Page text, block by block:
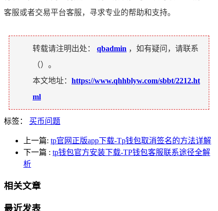
客服或者交易平台客服，寻求专业的帮助和支持。
转载请注明出处： qbadmin ，如有疑问，请联系
（）。
本文地址： https://www.qhhblyw.com/sbbt/2212.ht
ml
标签： 买币问题
上一篇: tp官网正版app下载-Tp钱包取消签名的方法详解
下一篇 : tp钱包官方安装下载-TP钱包客服联系途径全解
析
相关文章
最近发表